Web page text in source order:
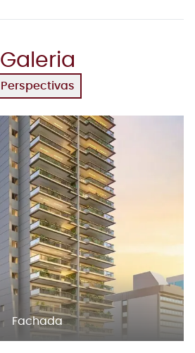
Galeria
Perspectivas
Fachada